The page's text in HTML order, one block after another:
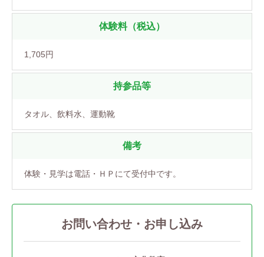
体験料（税込）
1,705円
持参品等
タオル、飲料水、運動靴
備考
体験・見学は電話・ＨＰにて受付中です。
お問い合わせ・お申し込み